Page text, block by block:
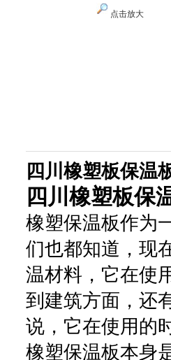
点击放大
四川橡塑板保温
四川橡塑板保
橡塑保温板作为
们也都知道，现
温材料，它在使
到建筑方面，还
说，它在使用的
橡塑保温板本身